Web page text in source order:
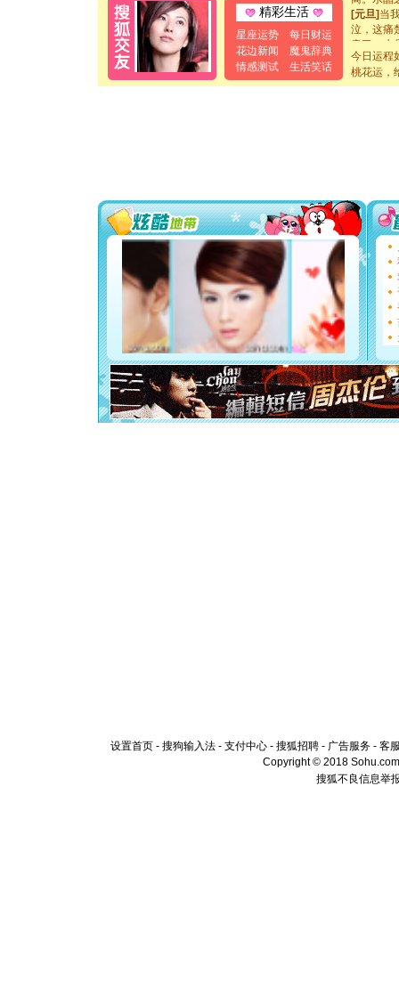
精彩生活
星座运势
每日财运
花边新闻
魔鬼辞典
情感测试
生活笑话
[元旦]当
泣，这痛
卖了。水
[春节]风
颜！冬去
能正大光
都要快乐
[圣诞节]
如意,快
[元旦]
看
断电。
你是我
[元旦]
如
起；二
离。水
[元旦]
泣，这痛
卖了。水
[春节]风
颜！冬去
今日运程
桃花运，
设置首页 - 搜狗输入法 - 支付中心 - 搜狐招聘 - 广告服务 - 客
Copyright © 2018
搜狐不良信息举